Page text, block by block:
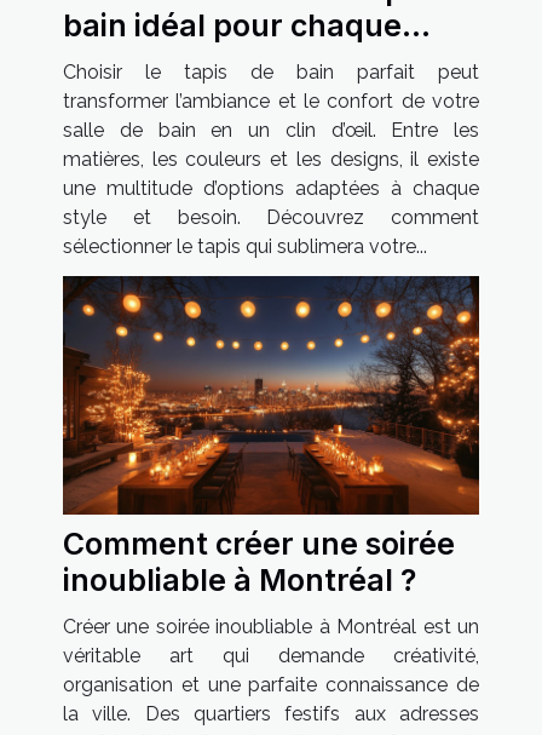
bain idéal pour chaque
style de salle de bain ?
Choisir le tapis de bain parfait peut
transformer l’ambiance et le confort de votre
salle de bain en un clin d’œil. Entre les
matières, les couleurs et les designs, il existe
une multitude d’options adaptées à chaque
style et besoin. Découvrez comment
sélectionner le tapis qui sublimera votre...
Comment créer une soirée
inoubliable à Montréal ?
Créer une soirée inoubliable à Montréal est un
véritable art qui demande créativité,
organisation et une parfaite connaissance de
la ville. Des quartiers festifs aux adresses